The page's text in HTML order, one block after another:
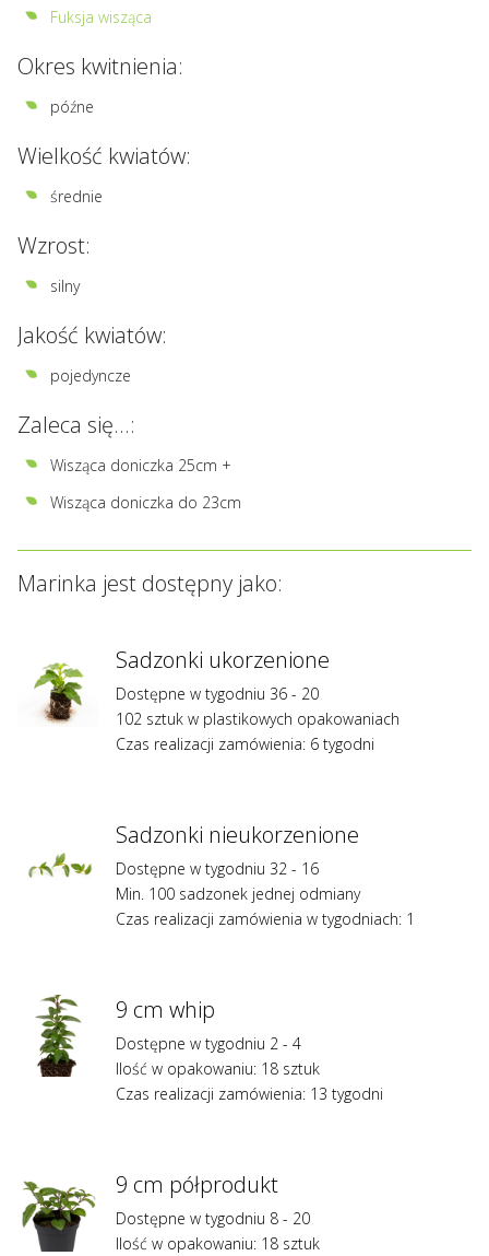
Fuksja wisząca
Okres kwitnienia:
późne
Wielkość kwiatów:
średnie
Wzrost:
silny
Jakość kwiatów:
pojedyncze
Zaleca się...:
Wisząca doniczka 25cm +
Wisząca doniczka do 23cm
Marinka jest dostępny jako:
Sadzonki ukorzenione
Dostępne w tygodniu 36 - 20
102 sztuk w plastikowych opakowaniach
Czas realizacji zamówienia: 6 tygodni
Sadzonki nieukorzenione
Dostępne w tygodniu 32 - 16
Min. 100 sadzonek jednej odmiany
Czas realizacji zamówienia w tygodniach: 1
9 cm whip
Dostępne w tygodniu 2 - 4
Ilość w opakowaniu: 18 sztuk
Czas realizacji zamówienia: 13 tygodni
9 cm półprodukt
Dostępne w tygodniu 8 - 20
Ilość w opakowaniu: 18 sztuk